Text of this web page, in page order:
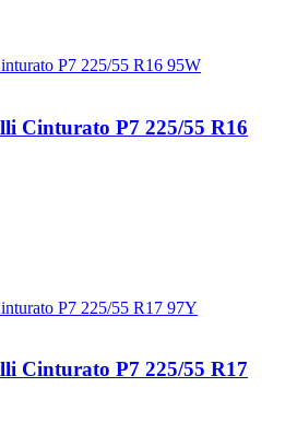
Cinturato P7 225/55 R16
Cinturato P7 225/55 R17